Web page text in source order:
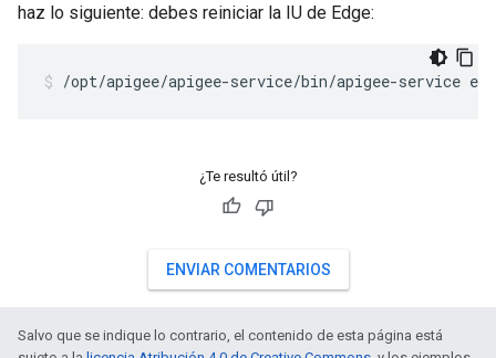
haz lo siguiente: debes reiniciar la IU de Edge:
/opt/apigee/apigee-service/bin/apigee-service
¿Te resultó útil?
ENVIAR COMENTARIOS
Salvo que se indique lo contrario, el contenido de esta página está